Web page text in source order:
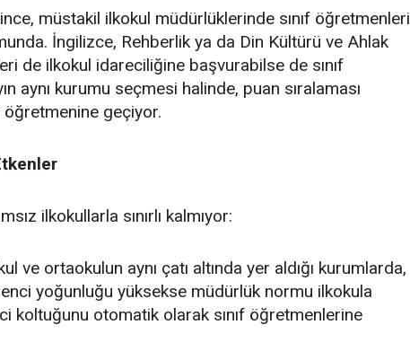
müstakil ilkokul müdürlüklerinde sınıf öğretmenleri
İngilizce, Rehberlik ya da Din Kültürü ve Ahlak
de ilkokul idareciliğine başvurabilse de sınıf
aynı kurumu seçmesi halinde, puan sıralaması
öğretmenine geçiyor.
ilkokullarla sınırlı kalmıyor:
ve ortaokulun aynı çatı altında yer aldığı kurumlarda,
yoğunluğu yüksekse müdürlük normu ilkokula
koltuğunu otomatik olarak sınıf öğretmenlerine